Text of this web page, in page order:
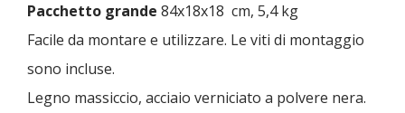
Pacchetto grande 84x18x18 cm, 5,4 kg
Facile da montare e utilizzare. Le viti di montaggio
sono incluse.
Legno massiccio, acciaio verniciato a polvere nera.